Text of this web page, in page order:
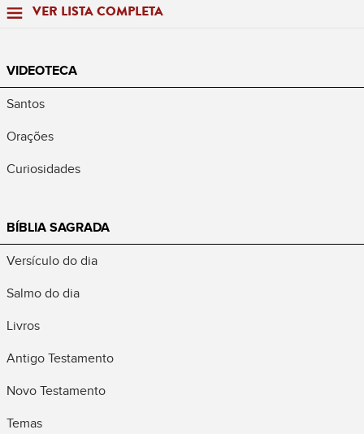
VER LISTA COMPLETA
VIDEOTECA
Santos
Orações
Curiosidades
BÍBLIA SAGRADA
Versículo do dia
Salmo do dia
Livros
Antigo Testamento
Novo Testamento
Temas